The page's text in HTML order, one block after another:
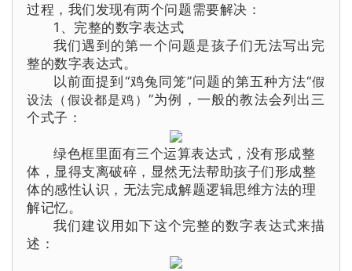
过程，我们发现有两个问题需要解决：
1、完整的数字表达式
我们遇到的第一个问题是孩子们无法写出 完
整的数字表达式。
以前面提到 “鸡兔同笼”问题 的第五种方法“假
设法（假设都是鸡） ”为例，一般的教法会列出三
个式子：
绿色框里面有三个运算表达式，没有形成整
体，显得支离破碎，显然无法帮助孩子们形成整
体的感性认识，无法完成解题逻辑思维方法的理
解记忆。
我们建议用如下这个完整的数字表达式来描
述：